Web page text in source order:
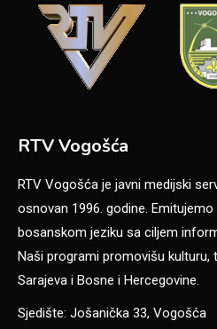
RTV Vogošća
RTV Vogošća je javni medijski
osnovan 1996. godine.
bosanskom jeziku sa ciljem
Naši programi promovišu kulturu,
Sarajeva i Bosne i Hercegovine.
Sjedište: Jošanička 33, Vogošća